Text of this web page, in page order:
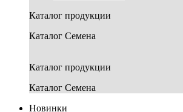
Каталог продукции
Каталог Семена
Каталог продукции
Каталог Семена
Новинки